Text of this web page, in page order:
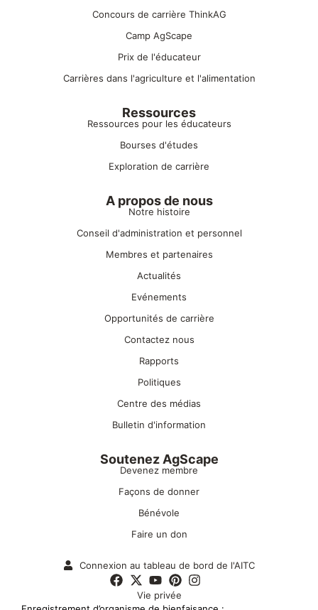
Concours de carrière ThinkAG
Camp AgScape
Prix de l'éducateur
Carrières dans l'agriculture et l'alimentation
Ressources
Ressources pour les éducateurs
Bourses d'études
Exploration de carrière
A propos de nous
Notre histoire
Conseil d'administration et personnel
Membres et partenaires
Actualités
Evénements
Opportunités de carrière
Contactez nous
Rapports
Politiques
Centre des médias
Bulletin d'information
Soutenez AgScape
Devenez membre
Façons de donner
Bénévole
Faire un don
Connexion au tableau de bord de l'AITC
Vie privée